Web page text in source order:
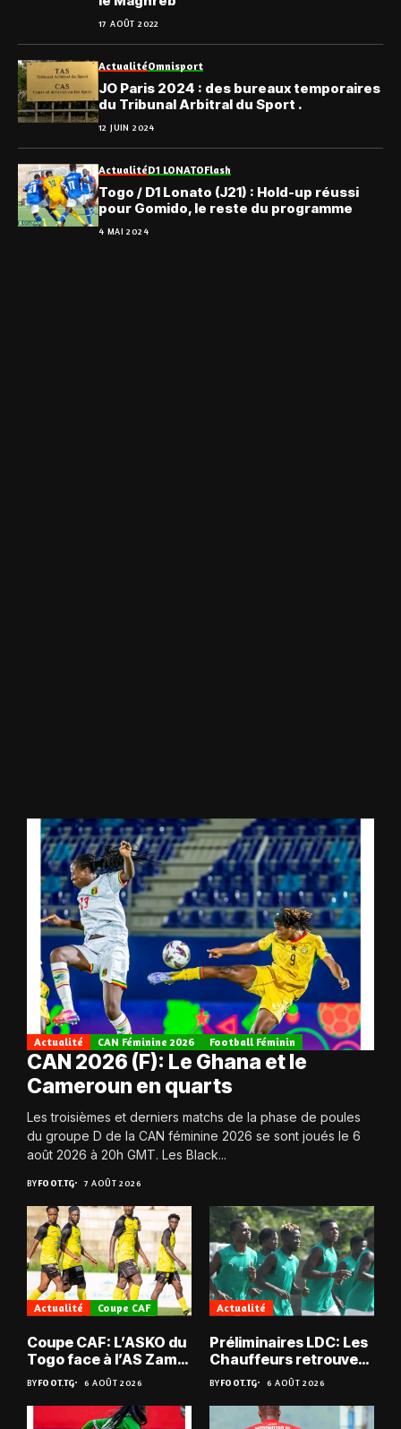
17 AOÛT 2022
ActualitéOmnisport
JO Paris 2024 : des bureaux temporaires
du Tribunal Arbitral du Sport .
12 JUIN 2024
ActualitéD1 LONATOFlash
Togo / D1 Lonato (J21) : Hold-up réussi
pour Gomido, le reste du programme
4 MAI 2024
Actualité CAN Féminine 2026 Football Féminin
CAN 2026 (F): Le Ghana et le
Cameroun en quarts
Les troisièmes et derniers matchs de la phase de poules
du groupe D de la CAN féminine 2026 se sont joués le 6
août 2026 à 20h GMT. Les Black...
BYFOOT.TG 7 AOÛT 2026
Actualité Coupe CAF
Coupe CAF: L’ASKO du
Togo face à l’AS Zam
du Niger
BYFOOT.TG 6 AOÛT 2026
Actualité
Préliminaires LDC: Les
Chauffeurs retrouvent
les Mimos
BYFOOT.TG 6 AOÛT 2026